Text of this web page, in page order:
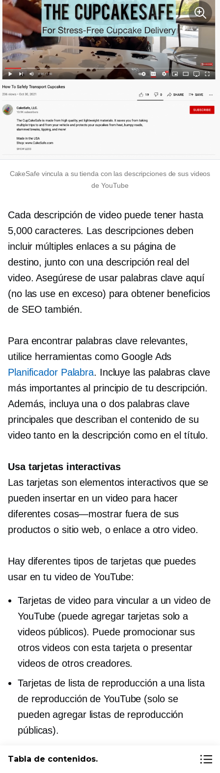
CakeSafe vincula a su tienda con las descripciones de sus videos
de YouTube
Cada descripción de video puede tener hasta
5,000 caracteres. Las descripciones deben
incluir múltiples enlaces a su página de
destino, junto con una descripción real del
video. Asegúrese de usar palabras clave aquí
(no las use en exceso) para obtener beneficios
de SEO también.
Para encontrar palabras clave relevantes,
utilice herramientas como Google Ads
Planificador Palabra. Incluye las palabras clave
más importantes al principio de tu descripción.
Además, incluya una o dos palabras clave
principales que describan el contenido de su
video tanto en la descripción como en el título.
Usa tarjetas interactivas
Las tarjetas son elementos interactivos que se
pueden insertar en un video para hacer
diferentes cosas—mostrarfuera de sus
productos o sitio web, o enlace a otro video.
Hay diferentes tipos de tarjetas que puedes
usar en tu video de YouTube:
Tarjetas de video para vincular a un video de
YouTube (puede agregar tarjetas solo a
videos públicos). Puede promocionar sus
otros videos con esta tarjeta o presentar
videos de otros creadores.
Tarjetas de lista de reproducción a una lista
de reproducción de YouTube (solo se
pueden agregar listas de reproducción
públicas).
de YouTube. Esos son útiles si se asocia con
Tabla de contenidos.